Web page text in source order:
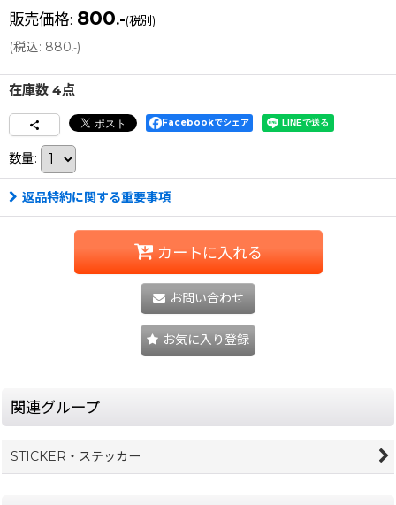
販売価格: 800.-(税別)
(税込: 880.-)
在庫数 4点
Facebookでシェア
数量:
返品特約に関する重要事項
カートに入れる
お問い合わせ
お気に入り登録
関連グループ
STICKER・ステッカー